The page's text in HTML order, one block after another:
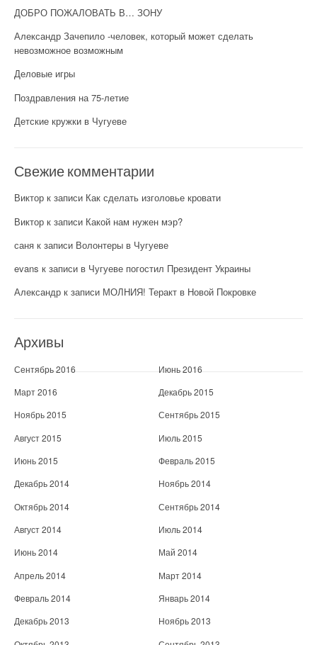
ДОБРО ПОЖАЛОВАТЬ В… ЗОНУ
Александр Зачепило -человек, который может сделать
невозможное возможным
Деловые игры
Поздравления на 75-летие
Детские кружки в Чугуеве
Свежие комментарии
Виктор к записи Как сделать изголовье кровати
Виктор к записи Какой нам нужен мэр?
саня к записи Волонтеры в Чугуеве
evans к записи в Чугуеве погостил Президент Украины
Александр к записи МОЛНИЯ! Теракт в Новой Покровке
Архивы
Сентябрь 2016
Июнь 2016
Март 2016
Декабрь 2015
Ноябрь 2015
Сентябрь 2015
Август 2015
Июль 2015
Июнь 2015
Февраль 2015
Декабрь 2014
Ноябрь 2014
Октябрь 2014
Сентябрь 2014
Август 2014
Июль 2014
Июнь 2014
Май 2014
Апрель 2014
Март 2014
Февраль 2014
Январь 2014
Декабрь 2013
Ноябрь 2013